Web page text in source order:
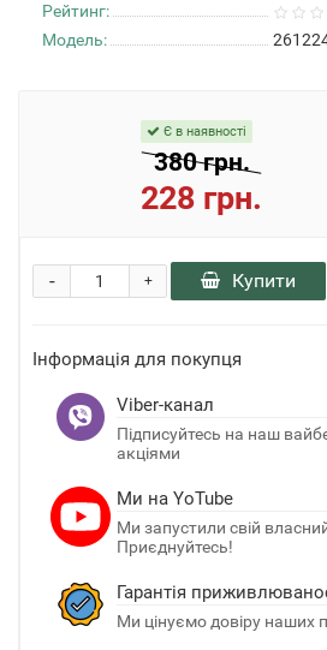
Рейтинг:
Модель:
Є в наявності
380 грн.
228 грн.
+
- Купити
Інформація для покупця
Viber-канал
Підписуйтесь на наш
акціями
Ми на YoTube
Ми запустили свій
Приєднуйтесь!
Гарантія
Ми цінуємо довіру наших